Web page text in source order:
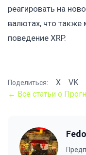
реагировать на
валютах, что также
поведение XRP.
Поделиться: X VK
← Все статьи о